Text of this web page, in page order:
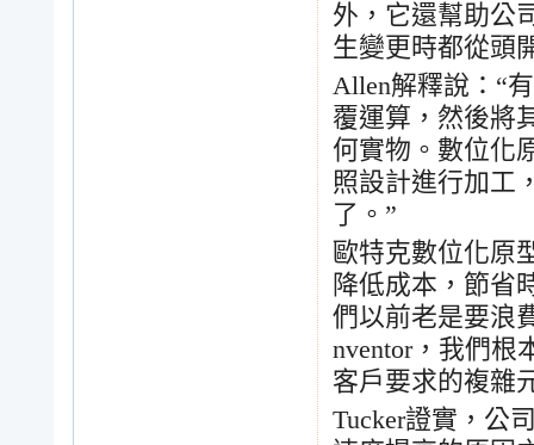
外，它還幫助公
生變更時都從頭
Allen解釋說： “
覆運算，然後將
何實物。數位化
照設計進行加工
了。 ”
歐特克數位化原
降低成本，節省
們以前老是要浪
nventor，我們根
客戶要求的複雜
Tucker證實，公